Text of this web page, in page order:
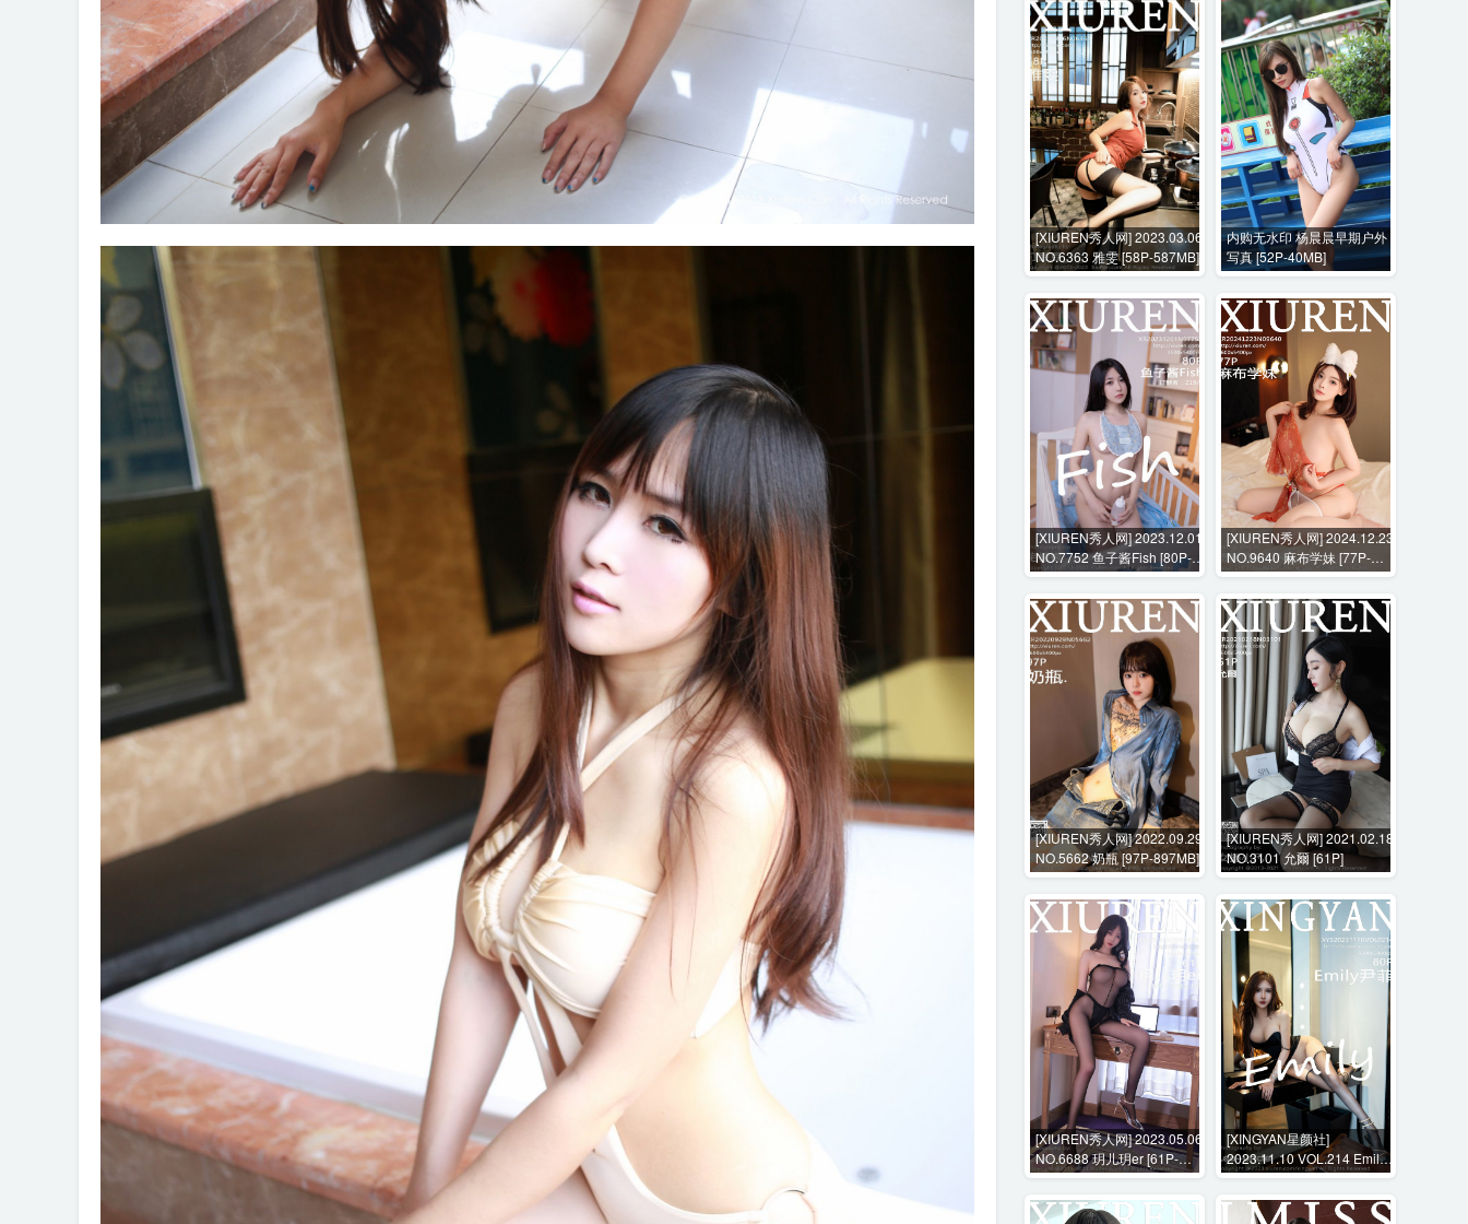
[XIUREN秀人网] 2023.03.06
NO.6363 雅雯 [58P-587MB]
内购无水印 杨晨晨早期户外
写真 [52P-40MB]
[XIUREN秀人网] 2023.12.01
NO.7752 鱼子酱Fish [80P-
642MB]
[XIUREN秀人网] 2024.12.23
NO.9640 麻布学妹 [77P-
770MB]
[XIUREN秀人网] 2022.09.29
NO.5662 奶瓶 [97P-897MB]
[XIUREN秀人网] 2021.02.18
NO.3101 允爾 [61P]
[XIUREN秀人网] 2023.05.06
NO.6688 玥儿玥er [61P-
528MB]
[XINGYAN星颜社]
2023.11.10 VOL.214 Emily
尹菲 [80P-715MB]